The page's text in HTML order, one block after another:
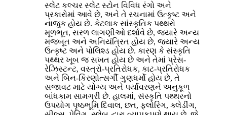
સ્લેટ કલ્ચર સ્લેટ સ્ટોન વિવિધ રંગો અને
પ્રકારોમાં આવે છે, અને તે રચનામાં ઉત્કૃષ્ટ અને
નાજુક હોય છે. કેટલાક સાંસ્કૃતિક પથ્થરો
મૂળભૂત, સરળ લાગણીઓ દર્શાવે છે, જ્યારે અન્ય
મજબૂત અને અનિયંત્રિત હોય છે, જ્યારે અન્ય
ઉત્કૃષ્ટ અને પોલિશ્ડ હોય છે. કારણ કે સંસ્કૃતિ
પથ્થર ખૂબ જ સખત હોય છે અને તેમાં પ્રેસ-
રેઝિસ્ટન્ટ, વસ્ત્રો-પ્રતિરોધક, કાટ-પ્રતિરોધક
અને બિન-કિરણોત્સર્ગી ગુણધર્મો હોય છે, તે
સજાવટ માટે યોગ્ય અને પર્યાવરણને અનુકૂળ
બાંધકામ સામગ્રી છે. હાલમાં, સંસ્કૃતિ પથ્થરનો
ઉપયોગ પૃષ્ઠભૂમિ દિવાલ, છત, ફ્લોરિંગ, ક્લેડીંગ,